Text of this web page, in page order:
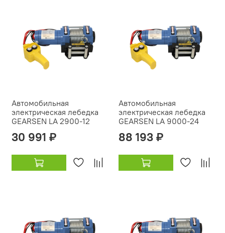
Автомобильная
электрическая лебедка
GEARSEN LA 2900-12
30 991 ₽
Автомобильная
электрическая лебедка
GEARSEN LA 9000-24
88 193 ₽